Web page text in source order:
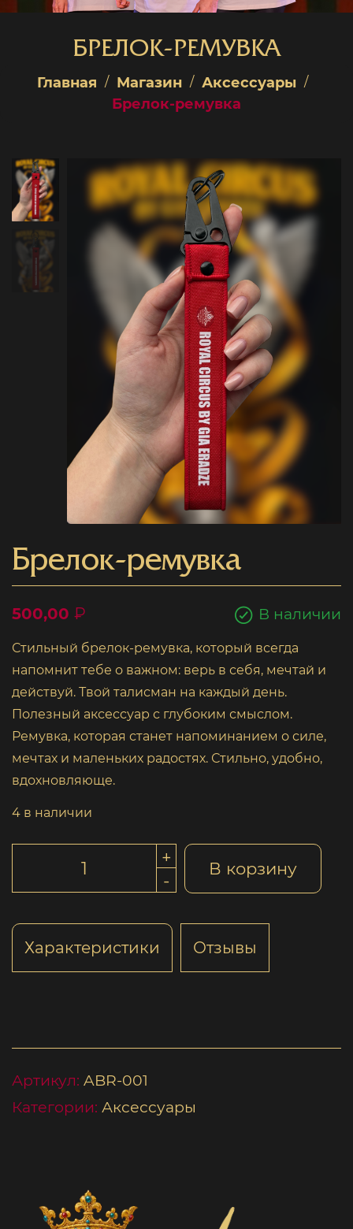
БРЕЛОК-РЕМУВКА
Главная Магазин
Аксессуары
Брелок-ремувка
Брелок-ремувка
500,00 ₽ В наличии
Стильный брелок-ремувка, который всегда
напомнит тебе о важном: верь в себя, мечтай и
действуй. Твой талисман на каждый день.
Полезный аксессуар с глубоким смыслом.
Ремувка, которая станет напоминанием о силе,
мечтах и маленьких радостях. Стильно, удобно,
вдохновляюще.
4 в наличии
+
-
В корзину
Характеристики Отзывы
Артикул: ABR-001
Категории: Аксессуары